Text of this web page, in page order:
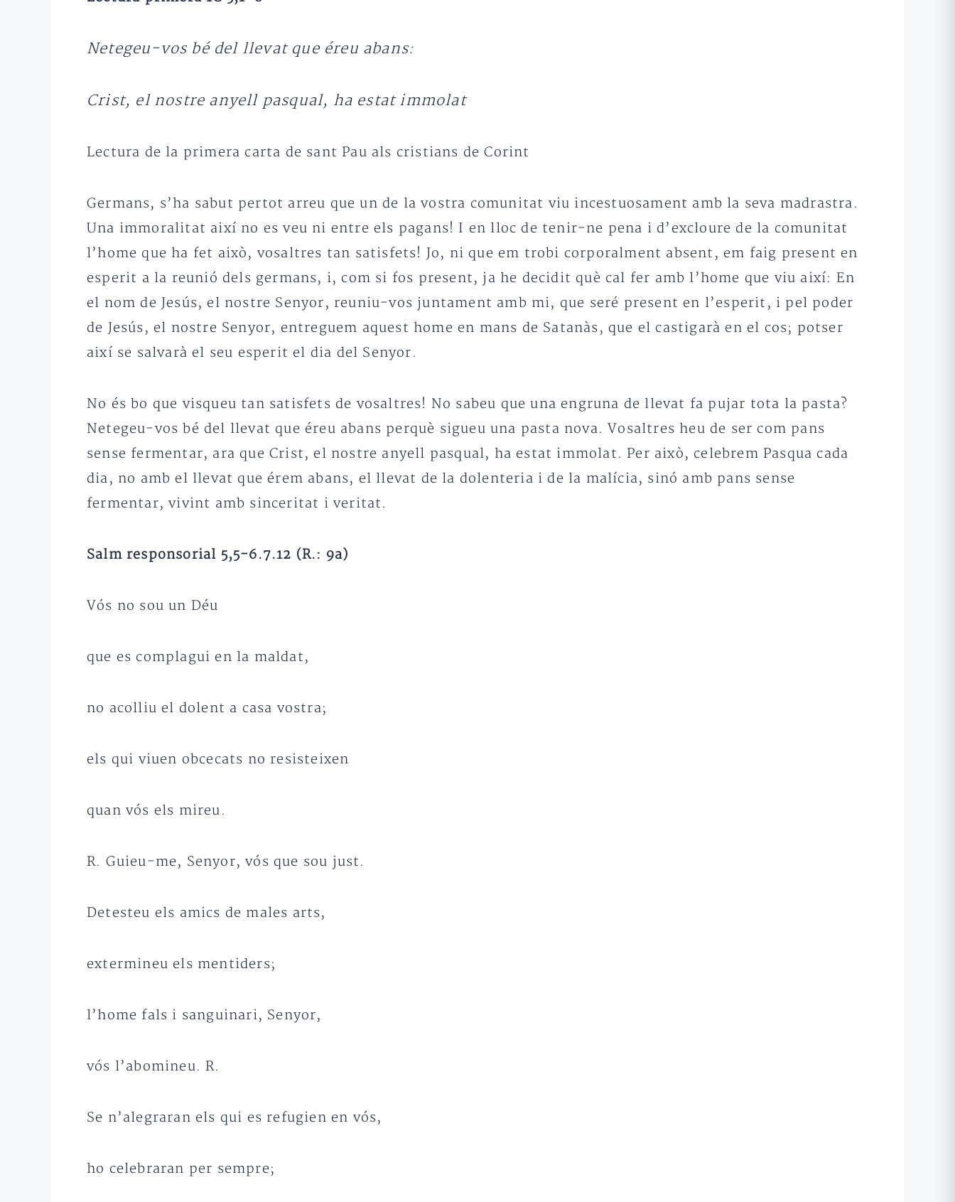
Netegeu-vos bé del llevat que éreu abans:
Crist, el nostre anyell pasqual, ha estat immolat
Lectura de la primera carta de sant Pau als cristians de Corint
Germans, s’ha sabut pertot arreu que un de la vostra comunitat viu incestuosament amb la seva madrastra.
Una immoralitat així no es veu ni entre els pagans! I en lloc de tenir-ne pena i d’excloure de la comunitat
l’home que ha fet això, vosaltres tan satisfets! Jo, ni que em trobi corporalment absent, em faig present en
esperit a la reunió dels germans, i, com si fos present, ja he decidit què cal fer amb l’home que viu així: En
el nom de Jesús, el nostre Senyor, reuniu-vos juntament amb mi, que seré present en l’esperit, i pel poder
de Jesús, el nostre Senyor, entreguem aquest home en mans de Satanàs, que el castigarà en el cos; potser
així se salvarà el seu esperit el dia del Senyor.
No és bo que visqueu tan satisfets de vosaltres! No sabeu que una engruna de llevat fa pujar tota la pasta?
Netegeu-vos bé del llevat que éreu abans perquè sigueu una pasta nova. Vosaltres heu de ser com pans
sense fermentar, ara que Crist, el nostre anyell pasqual, ha estat immolat. Per això, celebrem Pasqua cada
dia, no amb el llevat que érem abans, el llevat de la dolenteria i de la malícia, sinó amb pans sense
fermentar, vivint amb sinceritat i veritat.
Salm responsorial 5,5-6.7.12 (R.: 9a)
Vós no sou un Déu
que es complagui en la maldat,
no acolliu el dolent a casa vostra;
els qui viuen obcecats no resisteixen
quan vós els mireu.
R. Guieu-me, Senyor, vós que sou just.
Detesteu els amics de males arts,
extermineu els mentiders;
l’home fals i sanguinari, Senyor,
vós l’abomineu. R.
Se n’alegraran els qui es refugien en vós,
ho celebraran per sempre;